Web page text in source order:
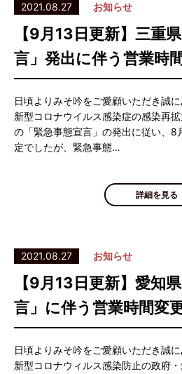
2021.08.27 お知らせ
【9月13日更新】三重
言」発出に伴う営業時
日頃よりみそ吟をご愛顧いただき誠に
新型コロナウイルス感染症の感染再
の「緊急事態宣言」の発出に従い、8
定でしたが、緊急事態…
詳細を見る
2021.08.27 お知らせ
【9月13日更新】愛知
言」に伴う営業時間変
日頃よりみそ吟をご愛顧いただき誠に
新型コロナウィルス感染防止の政府